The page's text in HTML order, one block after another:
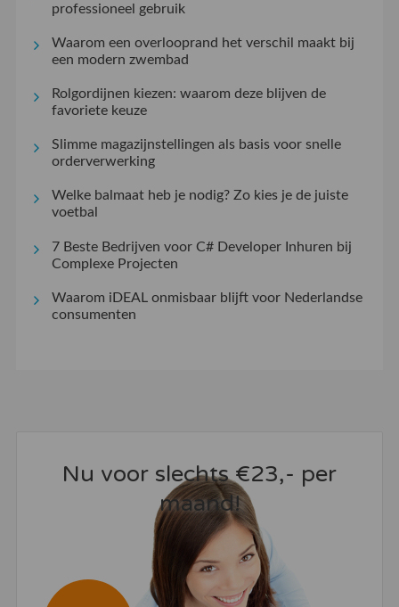
professioneel gebruik
Waarom een overlooprand het verschil maakt bij
een modern zwembad
Rolgordijnen kiezen: waarom deze blijven de
favoriete keuze
Slimme magazijnstellingen als basis voor snelle
orderverwerking
Welke balmaat heb je nodig? Zo kies je de juiste
voetbal
7 Beste Bedrijven voor C# Developer Inhuren bij
Complexe Projecten
Waarom iDEAL onmisbaar blijft voor Nederlandse
consumenten
Nu voor slechts €23,- per
maand!